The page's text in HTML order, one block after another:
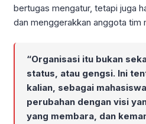
bertugas mengatur, tetapi juga
dan menggerakkan anggota tim
“Organisasi itu bukan
status, atau gengsi. Ini
kalian, sebagai
perubahan dengan visi
yang membara, dan